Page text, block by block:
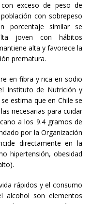
exceso de peso de
con sobrepeso
porcentaje similar se
joven con hábitos
alta y favorece la
prematura.
en fibra y rica en sodio
Instituto de Nutrición y
estima que en Chile se
necesarias para cuidar
a los 9.4 gramos de
por la Organización
directamente en la
hipertensión, obesidad
rápidos y el consumo
alcohol son elementos